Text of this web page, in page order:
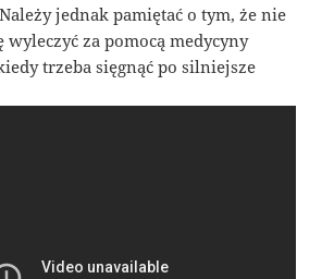
jednak pamiętać o tym, że nie
wyleczyć za pomocą medycyny
trzeba sięgnąć po silniejsze